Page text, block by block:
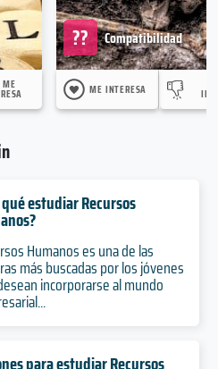
ME
Compatibilidad
??
ME INTERESA
estudiar Recursos
Humanos es una de las
más buscadas por los jóvenes
incorporarse al mundo